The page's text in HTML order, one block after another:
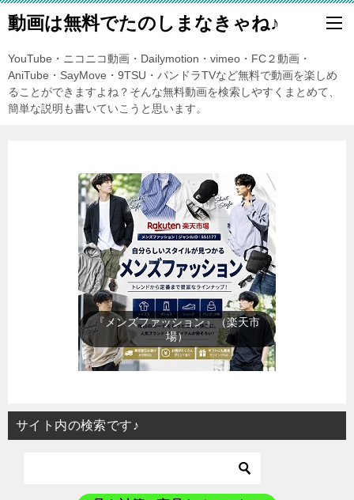
動画は無料でたのしまなきゃね♪
YouTube・ニコニコ動画・Dailymotion・vimeo・FC２動画・
AniTube・SayMove・9TSU・パンドラTVなど無料で動画を楽しめ
ることができますよね？そんな無料動画を検索しやすくまとめて、
簡単な説明も書いていこうと思います。
『レディースファッション』（楽
天市場）
サイト内の検索です♪